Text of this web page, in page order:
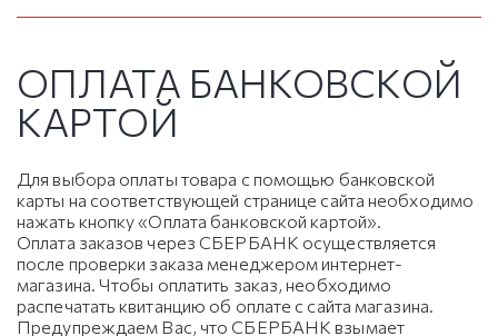
ОПЛАТА БАНКОВСКОЙ
КАРТОЙ
Для выбора оплаты товара с помощью банковской
карты на соответствующей странице сайта необходимо
нажать кнопку «Оплата банковской картой».
Оплата заказов через СБЕРБАНК осуществляется
после проверки заказа менеджером интернет-
магазина. Чтобы оплатить заказ, необходимо
распечатать квитанцию об оплате с сайта магазина.
Предупреждаем Вас, что СБЕРБАНК взымает